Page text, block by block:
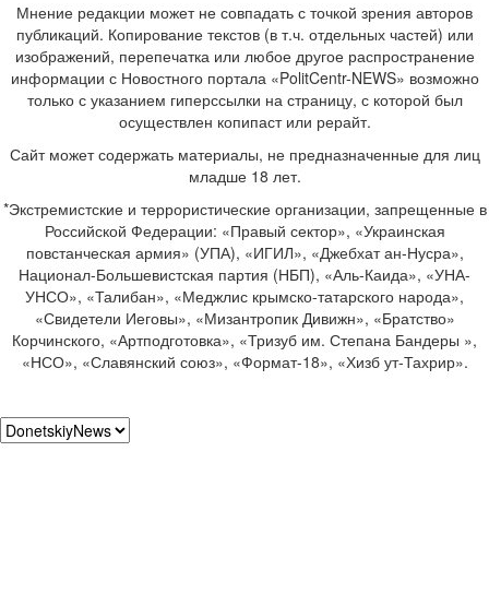
Мнение редакции может не совпадать с точкой зрения авторов
публикаций. Копирование текстов (в т.ч. отдельных частей) или
изображений, перепечатка или любое другое распространение
информации с Новостного портала «PolitCentr-NEWS» возможно
только с указанием гиперссылки на страницу, с которой был
осуществлен копипаст или рерайт.
Сайт может содержать материалы, не предназначенные для лиц
младше 18 лет.
*Экстремистские и террористические организации, запрещенные в
Российской Федерации: «Правый сектор», «Украинская
повстанческая армия» (УПА), «ИГИЛ», «Джебхат ан-Нусра»,
Национал-Большевистская партия (НБП), «Аль-Каида», «УНА-
УНСО», «Талибан», «Меджлис крымско-татарского народа»,
«Свидетели Иеговы», «Мизантропик Дивижн», «Братство»
Корчинского, «Артподготовка», «Тризуб им. Степана Бандеры »,
«НСО», «Славянский союз», «Формат-18», «Хизб ут-Тахрир».